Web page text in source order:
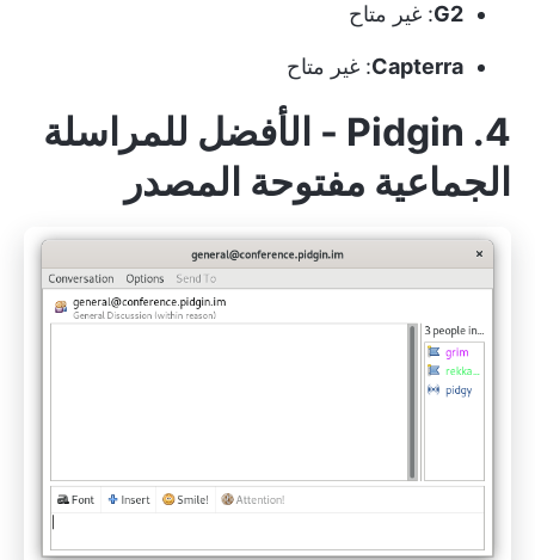
G2: غير متاح
Capterra: غير متاح
4. Pidgin - الأفضل للمراسلة
الجماعية مفتوحة المصدر